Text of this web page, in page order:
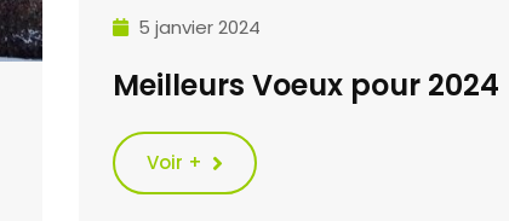
5 janvier 2024
Meilleurs Voeux pour 2024
Voir +